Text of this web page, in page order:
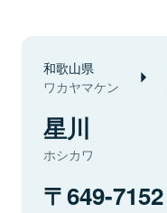
和歌山県
ワカヤマケン
星川
ホシカワ
649-7152